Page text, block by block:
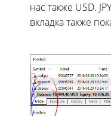
нас также USD.
вкладка также